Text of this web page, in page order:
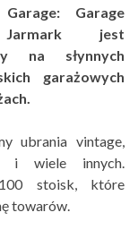
Garage
jest
na słynnych
garażowych
ubrania vintage,
i wiele innych.
stoisk, które
towarów.